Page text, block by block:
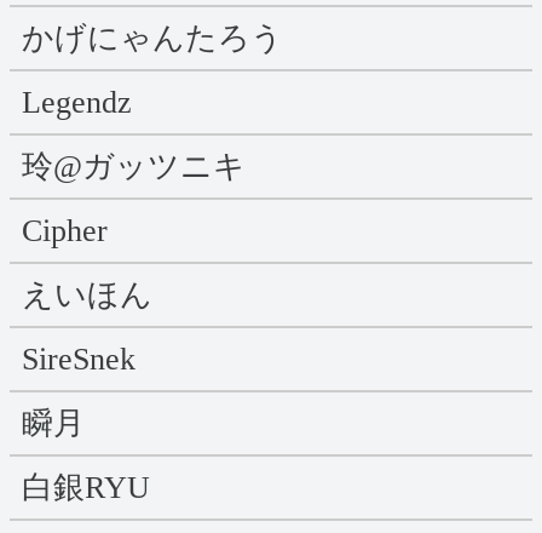
かげにゃんたろう
Legendz
玲@ガッツニキ
Cipher
えいほん
SireSnek
瞬月
白銀RYU